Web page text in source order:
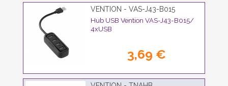
VENTION - VAS-J43-B015
Hub USB Vention VAS-J43-B015/
4xUSB
3,69 €